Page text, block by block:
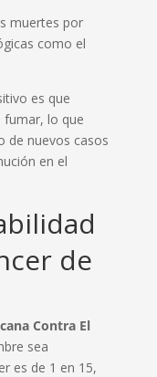
muertes por
como el
es que
fumar, lo que
de nuevos casos
en el
de
Contra El
sea
es de 1 en 15,